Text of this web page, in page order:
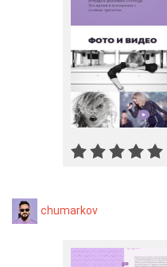
chumarkov